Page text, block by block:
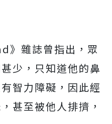
》雜誌曾指出，眾
少，只知道他的鼻
智力障礙，因此經
甚至被他人排擠，